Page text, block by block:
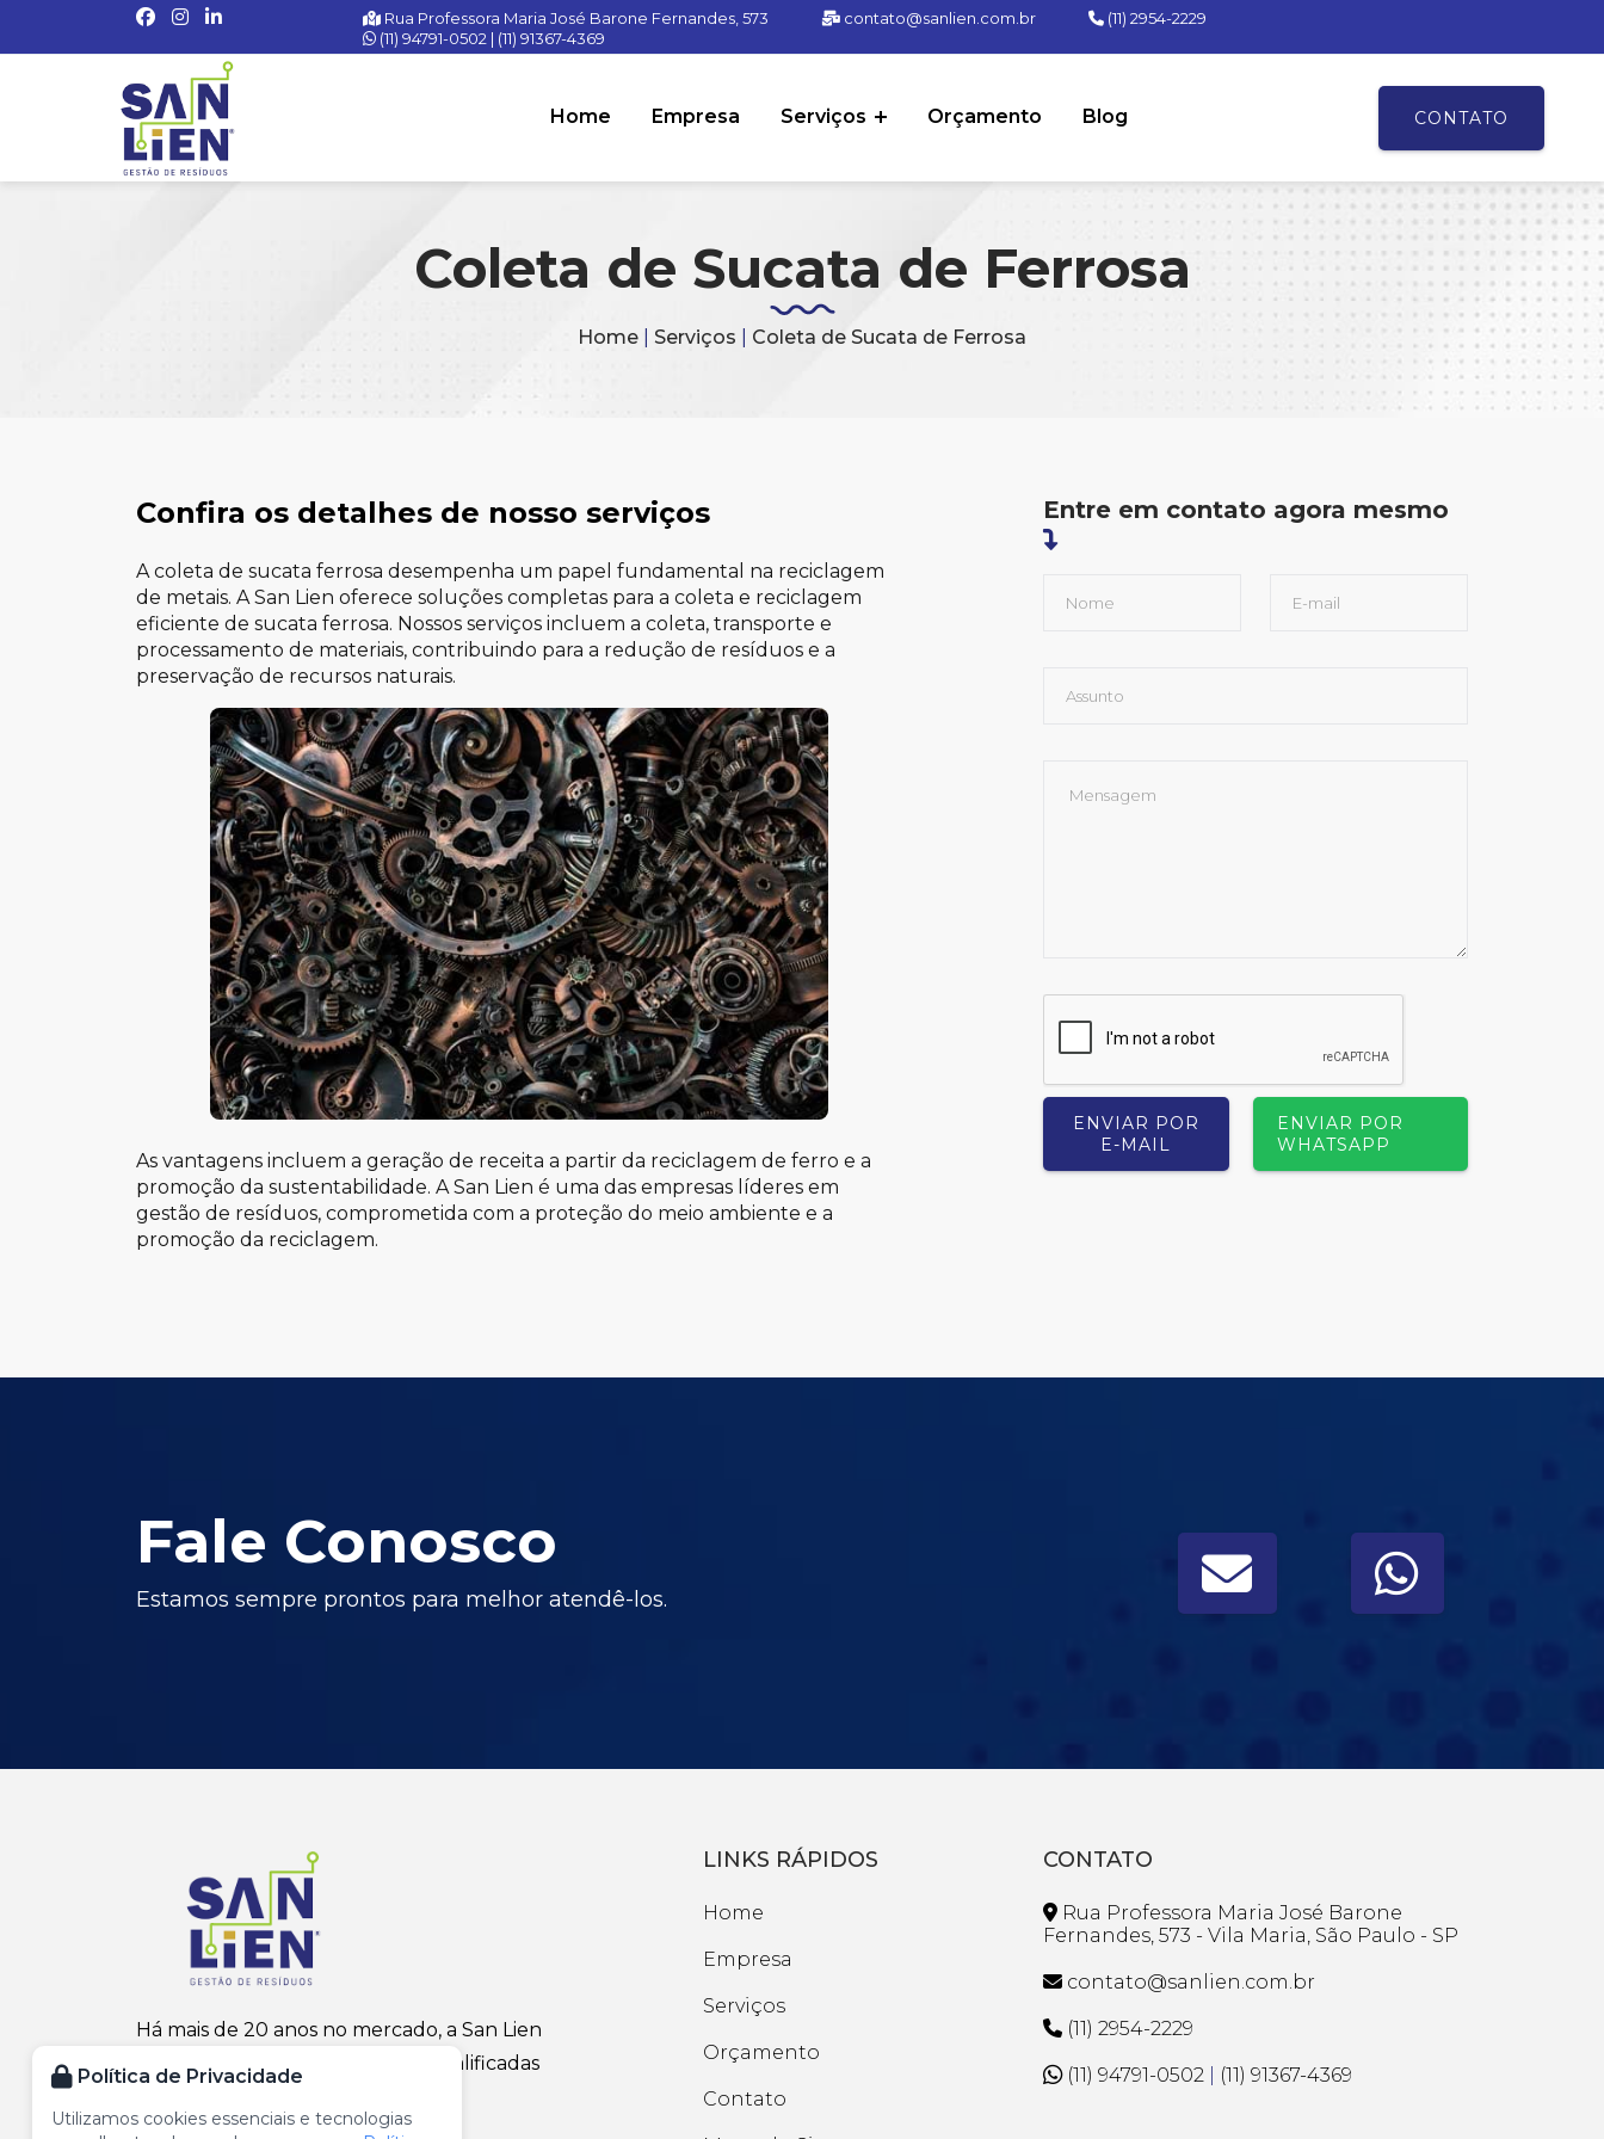
Rua Professora Maria José Barone Fernandes, 573 contato@sanlien.com.br
(11) 2954-2229
(11) 94791-0502 | (11) 91367-4369
Home Empresa Serviços Orçamento Blog CONTATO
Coleta de Sucata de Ferrosa
Home Serviços Coleta de Sucata de Ferrosa
Confira os detalhes de nosso serviços
A coleta de sucata ferrosa desempenha um papel fundamental na reciclagem
de metais. A San Lien oferece soluções completas para a coleta e reciclagem
eficiente de sucata ferrosa. Nossos serviços incluem a coleta, transporte e
processamento de materiais, contribuindo para a redução de resíduos e a
preservação de recursos naturais.
As vantagens incluem a geração de receita a partir da reciclagem de ferro e a
promoção da sustentabilidade. A San Lien é uma das empresas líderes em
gestão de resíduos, comprometida com a proteção do meio ambiente e a
promoção da reciclagem.
Entre em contato agora mesmo
ENVIAR POR
E-MAIL
ENVIAR POR
WHATSAPP
Fale Conosco
Estamos sempre prontos para melhor atendê-los.
Há mais de 20 anos no mercado, a San Lien
oferece soluções completas e qualificadas
LINKS RÁPIDOS
Home
Empresa
Serviços
Orçamento
Contato
CONTATO
Rua Professora Maria José Barone
Fernandes, 573 - Vila Maria, São Paulo - SP
contato@sanlien.com.br
(11) 2954-2229
(11) 94791-0502 (11) 91367-4369
Política de Privacidade
Utilizamos cookies essenciais e tecnologias